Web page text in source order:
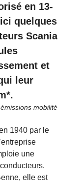
en 13-
quelques
Scania
et
leur
mobilité
1940 par le
une
elle est